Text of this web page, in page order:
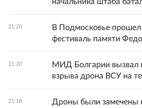
начальника штаба
21:20
В Подмосковье
фестиваль памяти
21:20
МИД Болгарии вызвал
взрыва дрона ВСУ на
21:18
Дроны были замечены